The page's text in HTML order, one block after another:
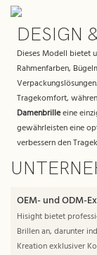
DESIGN
Dieses Modell bietet
Rahmenfarben,
Tragekomfort,
Damenbrilleeine
gewährleisten eine
verbessern den
OEM- und ODM-
Hisight bietet
Brillen an, darunter
Kreation exklusiver